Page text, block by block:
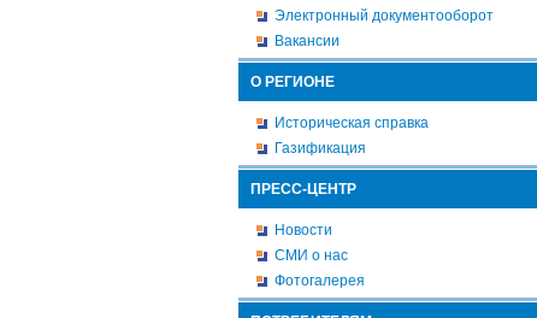
Электронный документооборот
Вакансии
О РЕГИОНЕ
Историческая справка
Газификация
ПРЕСС-ЦЕНТР
Новости
СМИ о нас
Фотогалерея